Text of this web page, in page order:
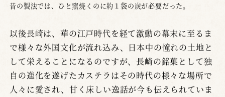
昔の製法では、ひと窯焼くのに約１袋の炭が必要だった。
以後長崎は、華の江戸時代を経て激動の幕末に至るま
で様々な外国文化が流れ込み、日本中の憧れの土地と
して栄えることになるのですが、長崎の銘菓として独
自の進化を遂げたカステラはその時代の様々な場所で
人々に愛され、甘く床しい逸話が今も伝えられていま